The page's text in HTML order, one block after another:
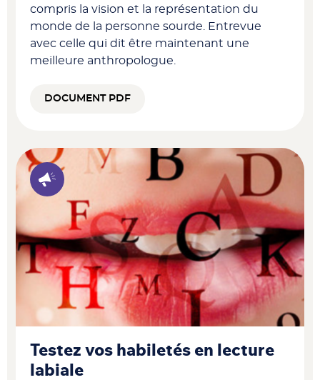
compris la vision et la représentation du
monde de la personne sourde. Entrevue
avec celle qui dit être maintenant une
meilleure anthropologue.
DOCUMENT PDF
Testez vos habiletés en lecture
labiale